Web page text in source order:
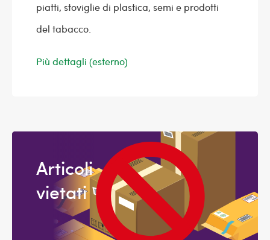
piatti, stoviglie di plastica, semi e prodotti
del tabacco.
Più dettagli (esterno)
Articoli
vietati